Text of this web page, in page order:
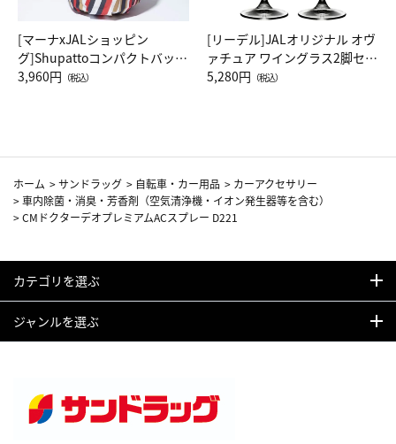
[マーナxJALショッピン
グ]Shupattoコンパクトバッグ
Drop JAL客室乗務員（LC）ス
3,960円 （税込）
[リーデル]JALオリジナル オヴ
ァチュア ワイングラス2脚セッ
ト（レッドワイン）
5,280円 （税込）
ホーム >サンドラッグ > 自転車・カー用品 > カーアクセサリー
>車内除菌・消臭・芳香剤（空気清浄機・イオン発生器等を含む）
>CMドクターデオプレミアムACスプレー D221
カテゴリを選ぶ
ジャンルを選ぶ